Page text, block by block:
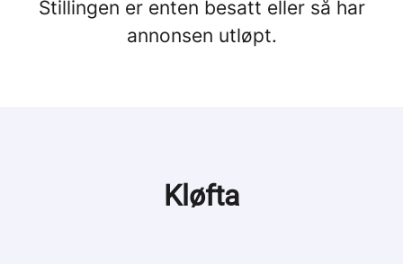
Stillingen er enten besatt eller så har
annonsen utløpt.
Kløfta